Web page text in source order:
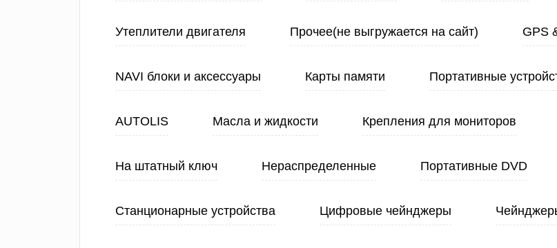
Утеплители двигателя Прочее(не выгружается на сайт) GPS
NAVI блоки и аксессуары Карты памяти Портативные
AUTOLIS Масла и жидкости Крепления для мониторов
На штатный ключ Нераспределенные Портативные DVD
Станционарные устройства Цифровые чейнджеры